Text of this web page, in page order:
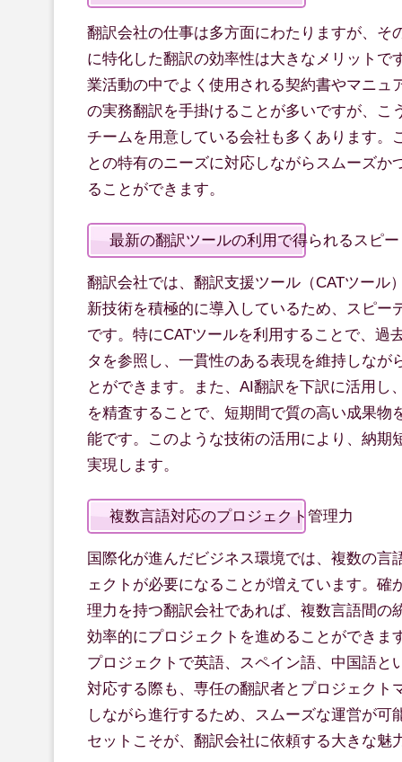
翻訳会社の仕事は多方面にわたりますが、そ
に特化した翻訳の効率性は大きなメリットで
業活動の中でよく使用される契約書やマニュ
の実務翻訳を手掛けることが多いですが、こ
チームを用意している会社も多くあります。
との特有のニーズに対応しながらスムーズか
ることができます。
最新の翻訳ツールの利用で得られるスピ
翻訳会社では、翻訳支援ツール（CATツール
新技術を積極的に導入しているため、スピー
です。特にCATツールを利用することで、過
タを参照し、一貫性のある表現を維持しなが
とができます。また、AI翻訳を下訳に活用し
を精査することで、短期間で質の高い成果物
能です。このような技術の活用により、納期
実現します。
複数言語対応のプロジェクト管理力
国際化が進んだビジネス環境では、複数の言
ェクトが必要になることが増えています。確
理力を持つ翻訳会社であれば、複数言語間の
効率的にプロジェクトを進めることができま
プロジェクトで英語、スペイン語、中国語と
対応する際も、専任の翻訳者とプロジェクト
しながら進行するため、スムーズな運営が可
セットこそが、翻訳会社に依頼する大きな魅